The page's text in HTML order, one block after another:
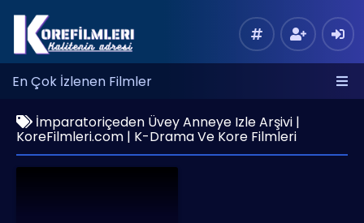
En Çok İzlenen Filmler
İmparatoriçeden Üvey Anneye Izle Arşivi |
KoreFilmleri.com | K-Drama Ve Kore Filmleri